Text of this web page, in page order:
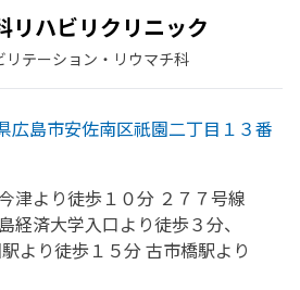
リハビリクリニック
テーション・​リウマチ科
広島市安佐南区祇園二丁目１３番
津より徒歩１０分 ２７７号線
経済大学入口より徒歩３分、
より徒歩１５分 古市橋駅より